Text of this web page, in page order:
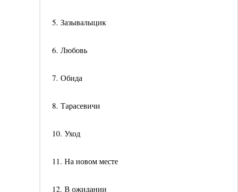
5. Зазывалыцик
6. Любовь
7. Обида
8. Тарасевичи
10. Уход
11. На новом месте
12. В ожидании